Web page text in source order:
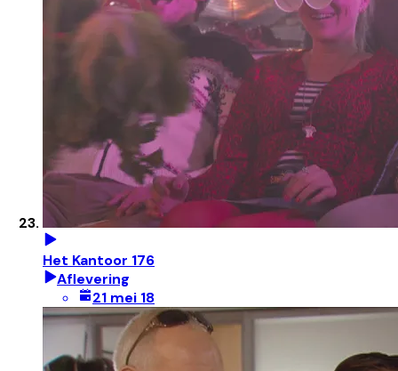
Het Kantoor 176
Aflevering
21 mei 18